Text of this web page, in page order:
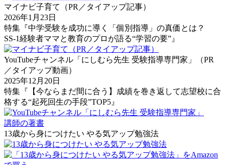
マイナビ子育て（PR／タイアップ記事）
2026年1月23日
特集『中学受験を成功に導く「個別指導」の真価とは？
SS-1経験者ママと教育のプロが語る“学習の要”』
YouTubeチャンネル「にしむら先生 受験指導専門家」（PR
／タイアップ動画）
2025年12月20日
特集『【今ならまだ間に合う】成績を巻き返して志望校に合
格する“起死回生の手段”TOP5』
講師の著書
13歳から身につけたい やる気アップ勉強法